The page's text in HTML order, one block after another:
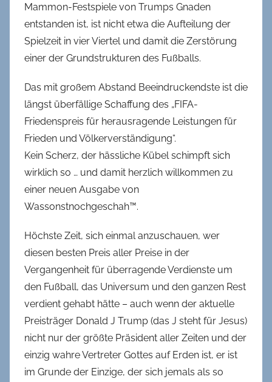
Mammon-Festspiele von Trumps Gnaden
entstanden ist, ist nicht etwa die Aufteilung der
Spielzeit in vier Viertel und damit die Zerstörung
einer der Grundstrukturen des Fußballs.
Das mit großem Abstand Beeindruckendste ist die
längst überfällige Schaffung des „FIFA-
Friedenspreis für herausragende Leistungen für
Frieden und Völkerverständigung“.
Kein Scherz, der hässliche Kübel schimpft sich
wirklich so … und damit herzlich willkommen zu
einer neuen Ausgabe von
Wassonstnochgeschah™.
Höchste Zeit, sich einmal anzuschauen, wer
diesen besten Preis aller Preise in der
Vergangenheit für überragende Verdienste um
den Fußball, das Universum und den ganzen Rest
verdient gehabt hätte – auch wenn der aktuelle
Preisträger Donald J Trump (das J steht für Jesus)
nicht nur der größte Präsident aller Zeiten und der
einzig wahre Vertreter Gottes auf Erden ist, er ist
im Grunde der Einzige, der sich jemals als so